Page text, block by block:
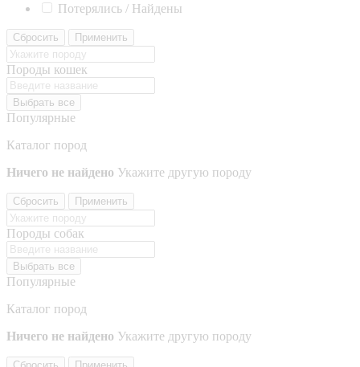
Потерялись / Найдены
Сбросить Применить
Породы кошек
Выбрать все
Популярные
Каталог пород
Ничего не найдено Укажите другую породу
Сбросить Применить
Породы собак
Выбрать все
Популярные
Каталог пород
Ничего не найдено Укажите другую породу